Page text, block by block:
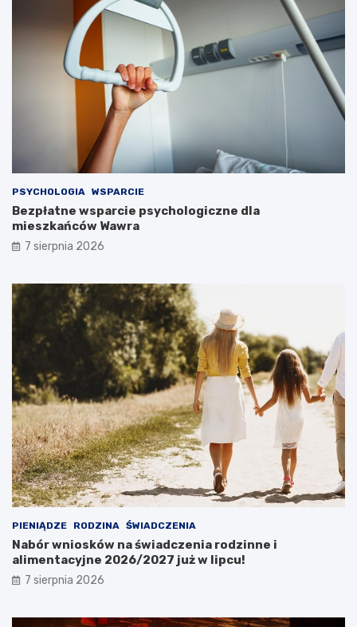
PSYCHOLOGIA WSPARCIE
Bezpłatne wsparcie psychologiczne dla
mieszkańców Wawra
7 sierpnia 2026
PIENIĄDZE RODZINA ŚWIADCZENIA
Nabór wniosków na świadczenia rodzinne i
alimentacyjne 2026/2027 już w lipcu!
7 sierpnia 2026